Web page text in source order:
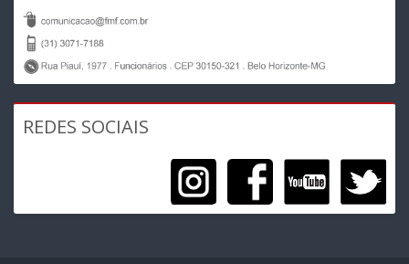
REDES SOCIAIS